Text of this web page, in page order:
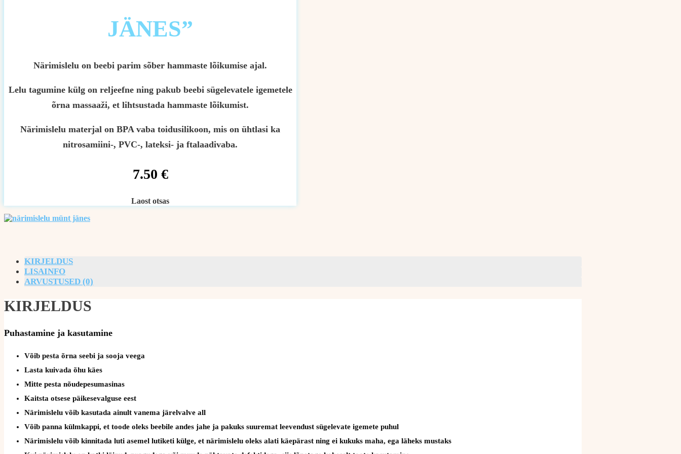
JÄNES”
Närimislelu on beebi parim sõber hammaste lõikumise ajal.
Lelu tagumine külg on reljeefne ning pakub beebi sügelevatele igemetele
õrna massaaži, et lihtsustada hammaste lõikumist.
Närimislelu materjal on BPA vaba toidusilikoon, mis on ühtlasi ka
nitrosamiini-, PVC-, lateksi- ja ftalaadivaba.
7.50 €
Laost otsas
KIRJELDUS
LISAINFO
ARVUSTUSED (0)
KIRJELDUS
Puhastamine ja kasutamine
Võib pesta õrna seebi ja sooja veega
Lasta kuivada õhu käes
Mitte pesta nõudepesumasinas
Kaitsta otsese päikesevalguse eest
Närimislelu võib kasutada ainult vanema järelvalve all
Võib panna külmkappi, et toode oleks beebile andes jahe ja pakuks suuremat leevendust sügelevate igemete puhul
Närimislelu võib kinnitada luti asemel lutiketi külge, et närimislelu oleks alati käepärast ning ei kukuks maha, ega läheks mustaks